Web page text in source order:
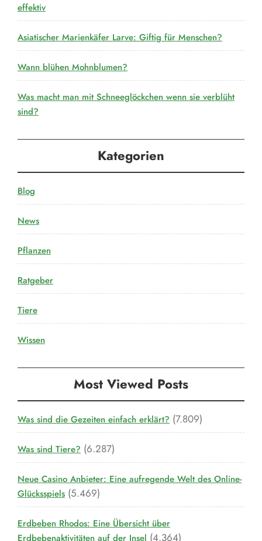
effektiv
Asiatischer Marienkäfer Larve: Giftig für Menschen?
Wann blühen Mohnblumen?
Was macht man mit Schneeglöckchen wenn sie verblüht
sind?
Kategorien
Blog
News
Pflanzen
Ratgeber
Tiere
Wissen
Most Viewed Posts
Was sind die Gezeiten einfach erklärt? (7.809)
Was sind Tiere? (6.287)
Neue Casino Anbieter: Eine aufregende Welt des Online-
Glücksspiels (5.469)
Erdbeben Rhodos: Eine Übersicht über
Erdbebenaktivitäten auf der Insel (4.364)